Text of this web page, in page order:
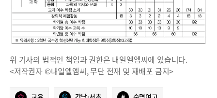
위 기사의 법적인 책임과 권한은 내일엘엠씨에 있습니다.
<저작권자 ©내일엘엠씨, 무단 전재 및 재배포 금지>